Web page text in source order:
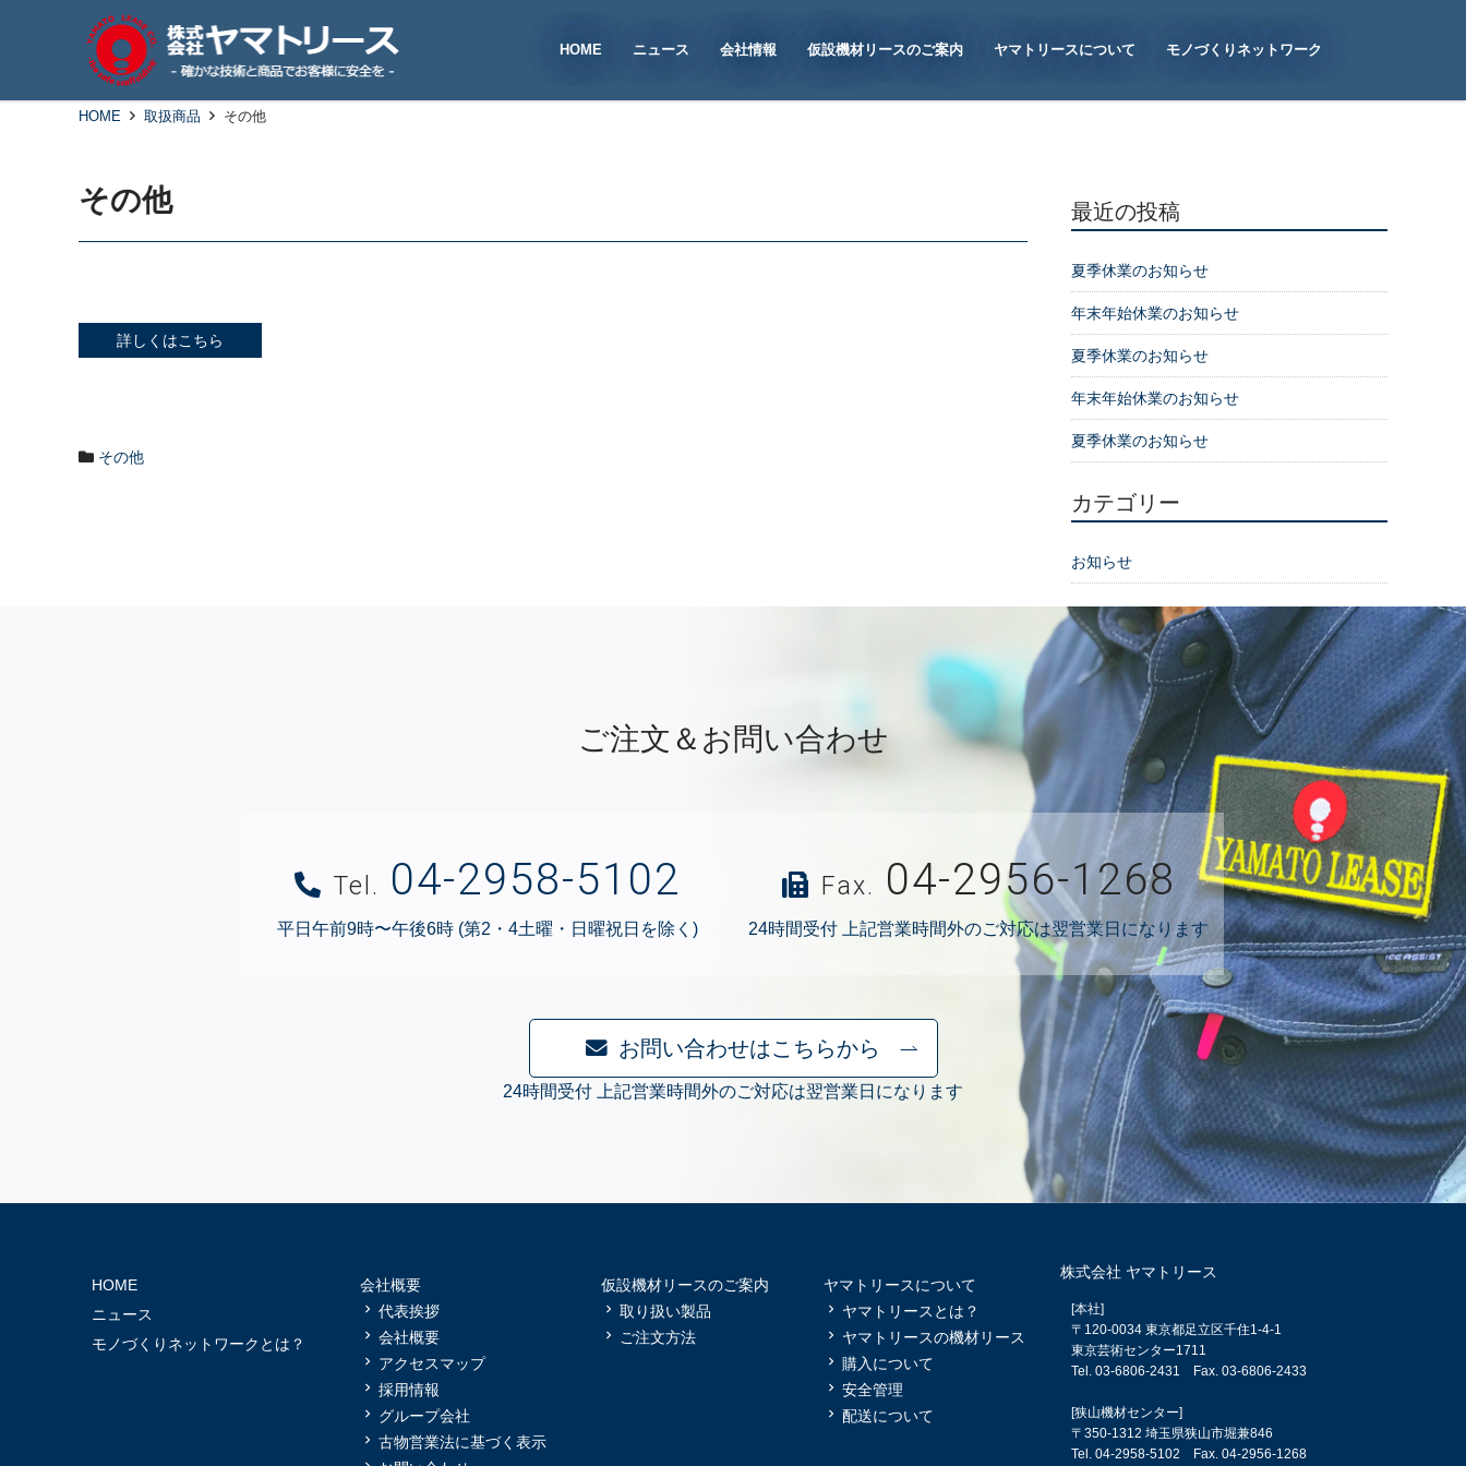
HOME ニュース 会社情報 仮設機材リースのご案内 ヤマトリースについて モノづくりネットワーク
HOME 取扱商品 その他
その他
詳しくはこちら
その他
最近の投稿
夏季休業のお知らせ
年末年始休業のお知らせ
夏季休業のお知らせ
年末年始休業のお知らせ
夏季休業のお知らせ
カテゴリー
お知らせ
ご注文＆お問い合わせ
Tel. 04-2958-5102
平日午前9時〜午後6時 (第2・4土曜・日曜祝日を除く)
Fax. 04-2956-1268
24時間受付 上記営業時間外のご対応は翌営業日になります
お問い合わせはこちらから
24時間受付 上記営業時間外のご対応は翌営業日になります
株式会社 ヤマトリース
[本社]
〒120-0034 東京都足立区千住1-4-1
東京芸術センター1711
Tel. 03-6806-2431 Fax. 03-6806-2433
[狭山機材センター]
〒350-1312 埼玉県狭山市堀兼846
Tel. 04-2958-5102 Fax. 04-2956-1268
HOME
ニュース
モノづくりネットワークとは？
会社概要
代表挨拶
会社概要
アクセスマップ
採用情報
グループ会社
古物営業法に基づく表示
仮設機材リースのご案内
取り扱い製品
ご注文方法
ヤマトリースについて
ヤマトリースとは？
ヤマトリースの機材リース
購入について
安全管理
配送について